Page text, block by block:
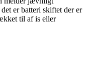
er batteri skiftet der er
til af is eller